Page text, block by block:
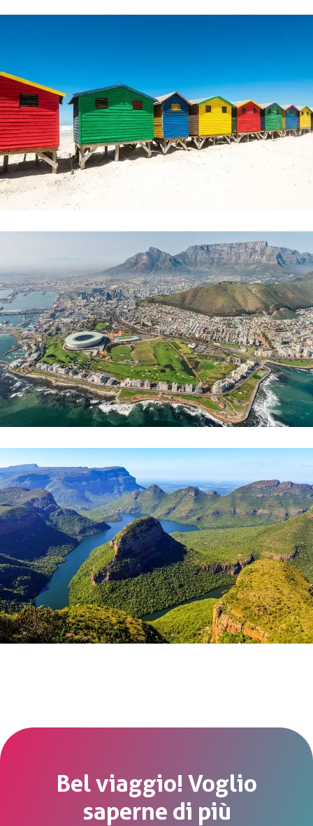
Bel viaggio! Voglio
saperne di più